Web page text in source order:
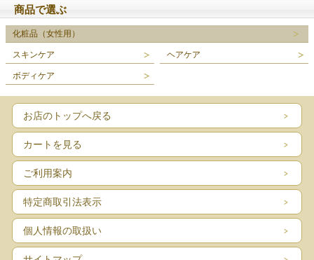
商品で選ぶ
化粧品（女性用）
スキンケア
ボディケア
ヘアケア
お店のトップへ戻る
カートを見る
ご利用案内
特定商取引法表示
個人情報の取扱い